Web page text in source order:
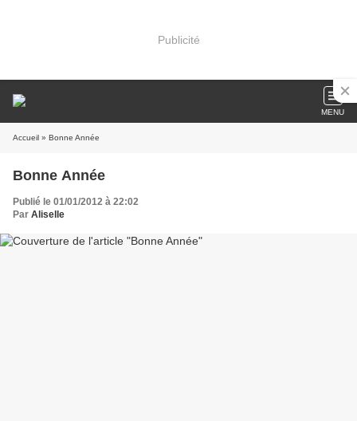
Publicité
MENU
Accueil » Bonne Année
Bonne Année
Publié le 01/01/2012 à 22:02
Par Aliselle